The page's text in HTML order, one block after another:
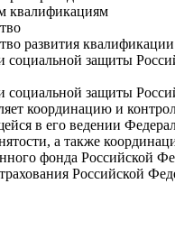
квалификациям
развития квалификации
социальной защиты
социальной защиты
координацию и
в его ведении
а также
фонда Российской
Российской